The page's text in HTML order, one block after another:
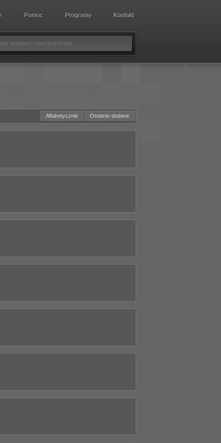
Pomoc Programy Kontakt
Alfabetycznie Ostatnio dodane